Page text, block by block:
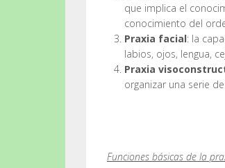
que implica el
conocimiento del
Praxia facial: la
labios, ojos, lengua,
Praxia
organizar una serie
Funciones básicas de la